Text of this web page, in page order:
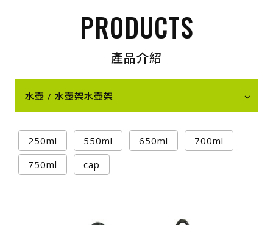
PRODUCTS
產品介紹
水壺 / 水壺架水壺架
250ml 550ml 650ml
700ml
750ml
cap